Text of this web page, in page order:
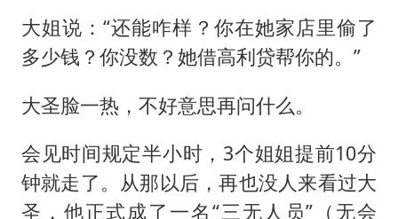
大姐说：“还能咋样？你在她家店里偷了
多少钱？你没数？她借高利贷帮你的。”
大圣脸一热，不好意思再问什么。
会见时间规定半小时，3个姐姐提前10分
钟就走了。从那以后，再也没人来看过大
圣，他正式成了一名“三无人员”（ 无会